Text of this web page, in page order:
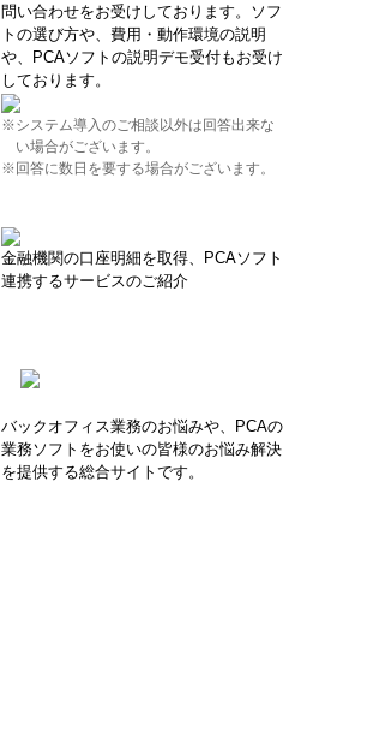
問い合わせをお受けしております。ソフ
トの選び方や、費用・動作環境の説明
や、PCAソフトの説明デモ受付もお受け
しております。
※システム導入のご相談以外は回答出来な
い場合がございます。
※回答に数日を要する場合がございます。
金融機関の口座明細を取得、PCAソフト
連携するサービスのご紹介
バックオフィス業務のお悩みや、PCAの
業務ソフトをお使いの皆様のお悩み解決
を提供する総合サイトです。